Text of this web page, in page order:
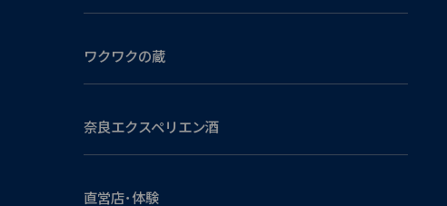
ワクワクの蔵
奈良エクスペリエン酒
直営店･体験